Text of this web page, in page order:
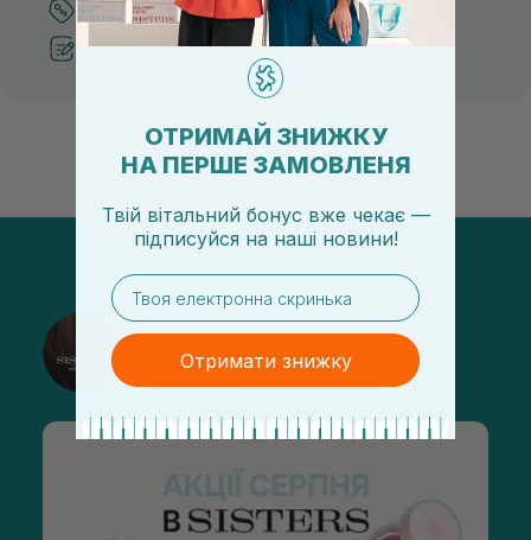
Лучшие цены и топ товары
Рекомендации от косметологов
@sisters_stelmakh в Instagram
Подписаться
ОТРИМАЙ ЗНИЖКУ
НА ПЕРШЕ ЗАМОВЛЕНЯ
Твій вітальний бонус вже чекає —
підписуйся на наші новини!
email
Отримати знижку